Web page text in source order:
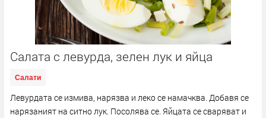
Салата с левурда, зелен лук и яйца
Салати
Левурдата се измива, нарязва и леко се намачква. Добавя се
нарязаният на ситно лук. Посолява се. Яйцата се сваряват и